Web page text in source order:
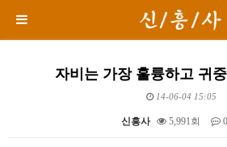
자비는 가장 훌륭하고 귀
14-06-04 15:05
신흥사 5,991회